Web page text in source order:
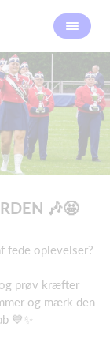
🎶🤩
fede oplevelser?
prøv kræfter
og mærk den
💙✨